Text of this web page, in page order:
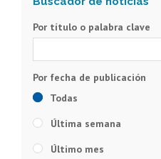
Por título o palabra clave
Todas
Última semana
Último mes